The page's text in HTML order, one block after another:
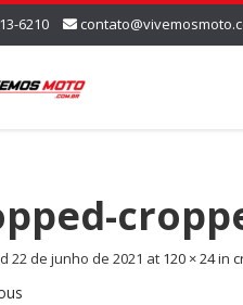
6210
22 de junho de 2021 at 120 × 24in